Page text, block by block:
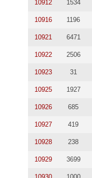
10912 1534
10916 1196
10921 6471
10922 2506
10923 31
10925 1927
10926 685
10927 419
10928 238
10929 3699